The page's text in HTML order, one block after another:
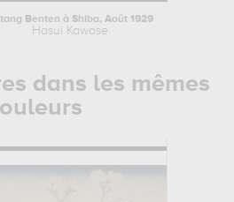
Benten à Shiba, Août 1929
Hasui Kawase
dans les mêmes